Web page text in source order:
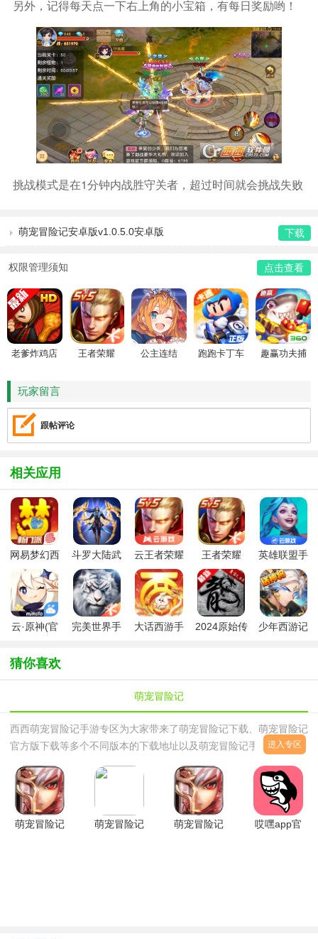
另外，记得每天点一下右上角的小宝箱，有每日奖励哟！
挑战模式是在1分钟内战胜守关者，超过时间就会挑战失败
萌宠冒险记安卓版v1.0.5.0安卓版 下载
权限管理须知 点击查看
老爹炸鸡店
王者荣耀 公主连结 跑跑卡丁车
趣赢功夫捕
玩家留言
跟帖评论
相关应用
网易梦幻西
游手游
斗罗大陆武
魂觉醒官方
版
云王者荣耀
游戏安装包
中文版
王者荣耀
2025最新版
官方免费版
英雄联盟手
游云游戏版
官方版
云·原神(官
本)
完美世界手
大话西游手
2024原始传
少年西游记
猜你喜欢
萌宠冒险记
西西萌宠冒险记手游专区为大家带来了萌宠冒险记下载、萌宠冒险记
官方版下载等多个不同版本的下载地址以及萌宠冒险记手游的相关游
戏攻略，小伙伴们可以自由选择下载体验！萌宠冒险记手游特色：
1、超萌画风，高精度3D建模，多样的时装，外形。2、超高颜值动
作手游炫酷时装，侍宠坐骑，翅膀，精灵都可以进行个性化幻化，超
多可爱外形搭配，满足玩家个性化的需求。3、完善的社交，结婚，
结义，好友，帮会，玩家可以在游戏里面充分
进入专区
萌宠冒险记
萌宠冒险记
萌宠冒险记
哎嘿app官